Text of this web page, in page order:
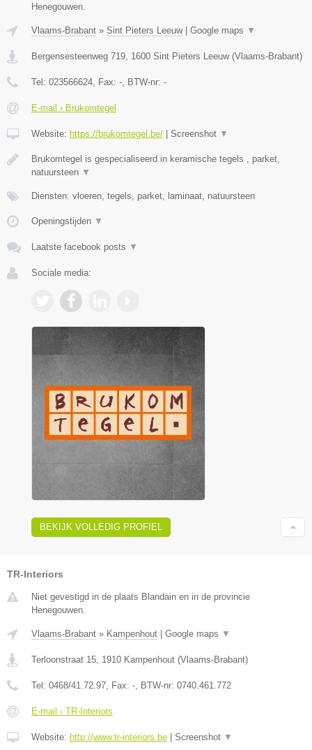
Henegouwen.
Vlaams-Brabant » Sint Pieters Leeuw| Google maps ▼
Bergensesteenweg 719 1600 Sint Pieters Leeuw(Vlaams-Brabant)
Tel: 023566624 , Fax: - , BTW-nr: -
E-mail › Brukomtegel
Website: https://brukomtegel.be/ Screenshot ▼
Brukomtegel is gespecialiseerd in keramische tegels , parket,
natuursteen ▼
Diensten: vloeren, tegels, parket, laminaat, natuursteen
Openingstijden ▼
Laatste facebook posts ▼
Sociale media:
BEKIJK VOLLEDIG PROFIEL
TR-Interiors
Niet gevestigd in de plaats Blandain en in de provincie
Henegouwen.
Vlaams-Brabant » Kampenhout Google maps ▼
Terloonstraat 15 1910 Kampenhout (Vlaams-Brabant)
Tel: 0468/41.72.97 , Fax: - , BTW-nr: 0740.461.772
E-mail › TR-Interiors
Website: http://www.tr-interiors.be Screenshot ▼